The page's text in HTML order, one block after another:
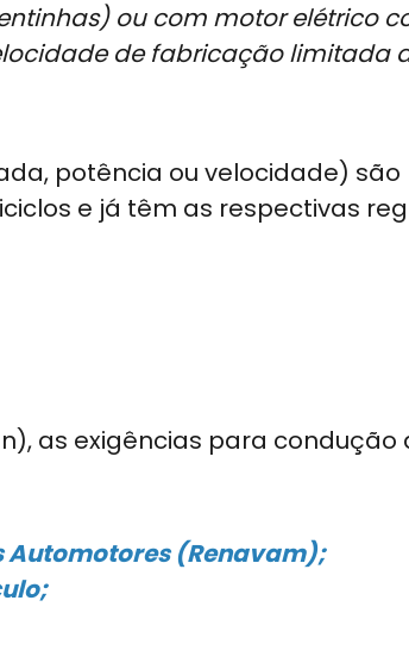
ou com motor elétrico
de fabricação limitada
potência ou velocidade) são
e já têm as respectivas
as exigências para condução
Automotores (Renavam);